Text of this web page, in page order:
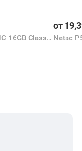
Maxvi microSDHC 16GB Class 10 UHS-I (1) MSD16GBC10V10
от